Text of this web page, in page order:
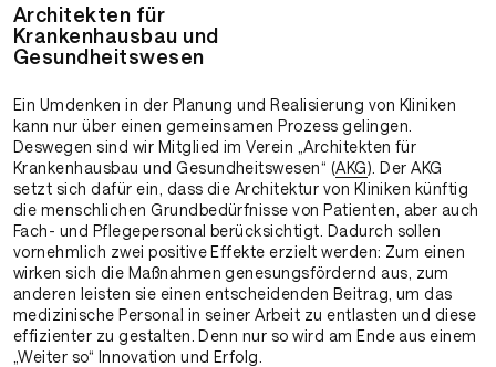
Architekten für
Krankenhausbau und
Gesundheitswesen
Ein Umdenken in der Planung und Realisierung von Kliniken
kann nur über einen gemeinsamen Prozess gelingen.
Deswegen sind wir Mitglied im Verein „Architekten für
Krankenhausbau und Gesundheitswesen“ (AKG). Der AKG
setzt sich dafür ein, dass die Architektur von Kliniken künftig
die menschlichen Grundbedürfnisse von Patienten, aber auch
Fach- und Pflegepersonal berücksichtigt. Dadurch sollen
vornehmlich zwei positive Effekte erzielt werden: Zum einen
wirken sich die Maßnahmen genesungsfördernd aus, zum
anderen leisten sie einen entscheidenden Beitrag, um das
medizinische Personal in seiner Arbeit zu entlasten und diese
effizienter zu gestalten. Denn nur so wird am Ende aus einem
„Weiter so“ Innovation und Erfolg.